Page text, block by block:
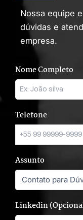
Nossa equipe
dúvidas e
empresa.
Nome Completo
Telefone
Assunto
Linkedin